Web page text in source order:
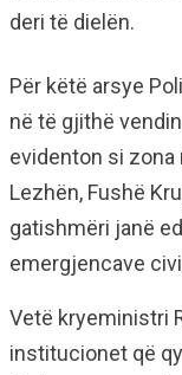
deri të dielën.
Për këtë arsye
në të gjithë
evidenton si zona
Lezhën, Fushë
gatishmëri janë
emergjencave
Vetë kryeministri
institucionet që